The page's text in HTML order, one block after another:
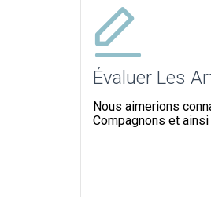
Évaluer Les
Nous aimerions
Compagnons et